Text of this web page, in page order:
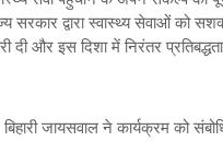
सरकार द्वारा स्वास्थ्य सेवाओं को
दी और इस दिशा में निरंतर प्रतिबद्धता
बिहारी जायसवाल ने कार्यक्रम को